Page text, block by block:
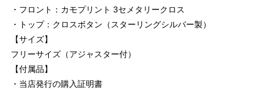
・フロント：カモプリント 3セメタリークロス
・トップ：クロスボタン（スターリングシルバー製）
【サイズ】
フリーサイズ（アジャスター付）
【付属品】
・当店発行の購入証明書